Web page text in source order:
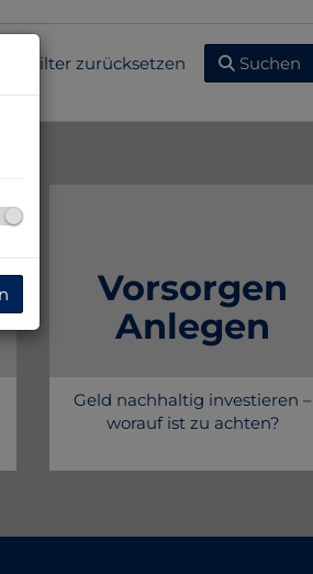
Filter zurücksetzen Suchen
Vorsorgen
Anlegen
Geld nachhaltig investieren –
worauf ist zu achten?